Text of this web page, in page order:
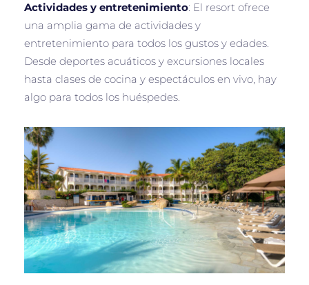
Actividades y entretenimiento: El resort ofrece
una amplia gama de actividades y
entretenimiento para todos los gustos y edades.
Desde deportes acuáticos y excursiones locales
hasta clases de cocina y espectáculos en vivo, hay
algo para todos los huéspedes.